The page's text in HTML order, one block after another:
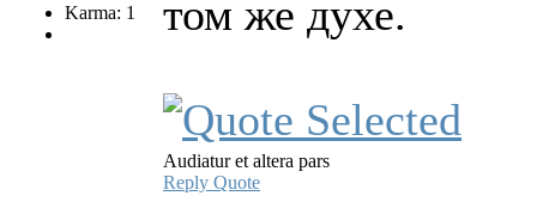
Karma: 1
том же духе.
Audiatur et altera pars
Reply Quote